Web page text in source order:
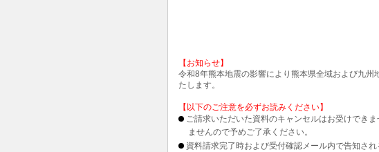
【お知らせ】
令和8年熊本地震の影響により熊本県全域および九
たします。
【以下のご注意を必ずお読みください】
ご請求いただいた資料のキャンセルはお受けでき
ませんので予めご了承ください。
資料請求完了時および受付確認メール内で告知さ